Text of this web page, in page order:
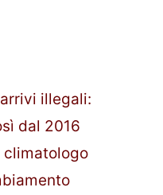
illegali:
dal 2016
climatologo